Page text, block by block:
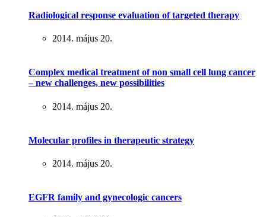
Radiological response evaluation of targeted therapy
2014. május 20.
Complex medical treatment of non small cell lung cancer
– new challenges, new possibilities
2014. május 20.
Molecular profiles in therapeutic strategy
2014. május 20.
EGFR family and gynecologic cancers